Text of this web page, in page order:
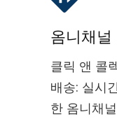
옴니채널
클릭 앤 콜
배송: 실시
한 옴니채